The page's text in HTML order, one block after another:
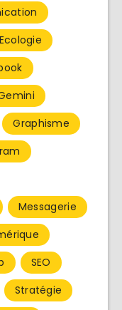
Ecologie
Graphisme
Messagerie
SEO
Stratégie